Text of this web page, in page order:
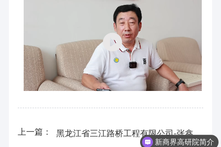
上一篇： 黑龙江省三江路桥工程有限公司-张鑫
新商界高研院简介